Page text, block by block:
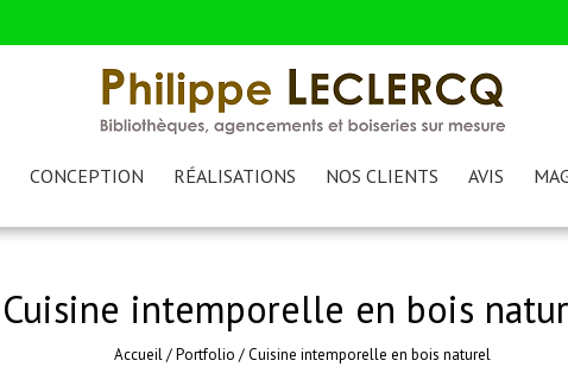
CONCEPTION RÉALISATIONS NOS CLIENTS AVIS
Cuisine intemporelle en bois
Accueil/Portfolio /Cuisine intemporelle en bois naturel